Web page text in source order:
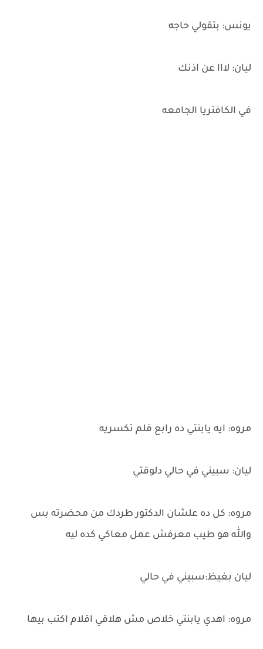
يونس: بتقولي حاجه
ليان: لااا عن اذنك
في الكافتريا الجامعه
مروه: ايه يابنتي ده رابع قلم تكسريه
ليان: سبيني في حالي دلوقتي
مروه: كل ده علشان الدكتور طردك من محضرته بس
والله هو طيب معرفش عمل معاكي كده ليه
ليان بغيظ:سبيني في حالي
مروه: اهدي يابنتي خلاص مش هلاقي اقلام اكتب بيها